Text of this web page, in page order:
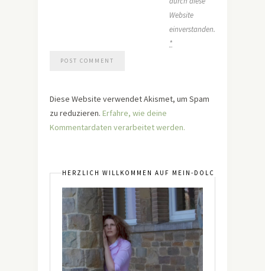
Website
einverstanden.
*
Diese Website verwendet Akismet, um Spam
zu reduzieren. Erfahre, wie deine
Kommentardaten verarbeitet werden.
HERZLICH WILLKOMMEN AUF MEIN-DOLCEVITA.DE